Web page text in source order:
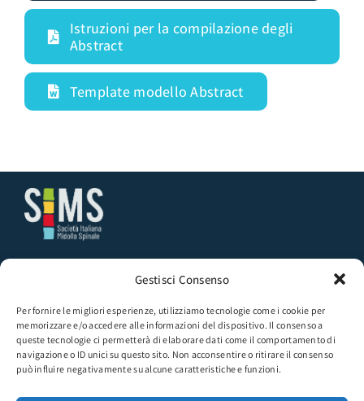
Gestisci Consenso
Per fornire le migliori esperienze, utilizziamo tecnologie come i cookie per
memorizzare e/o accedere alle informazioni del dispositivo. Il consenso a
queste tecnologie ci permetterà di elaborare dati come il comportamento di
navigazione o ID unici su questo sito. Non acconsentire o ritirare il consenso
può influire negativamente su alcune caratteristiche e funzioni.
Istruzioni per la compilazione degli
Abstract
Template modello Abstract
Segreteria SIMS | Presso Medi K
Via Pannonia 51, 00183 ROMA
Seguici sulla pagina FB:
SIMS – Società Italiana Midollo Spinale